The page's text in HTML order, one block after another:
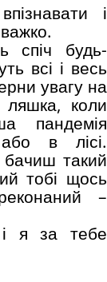
і
спіч будь-
всі і весь
увагу на
ляшка, коли
пандемія
в лісі.
такий
тобі щось
–
я за тебе